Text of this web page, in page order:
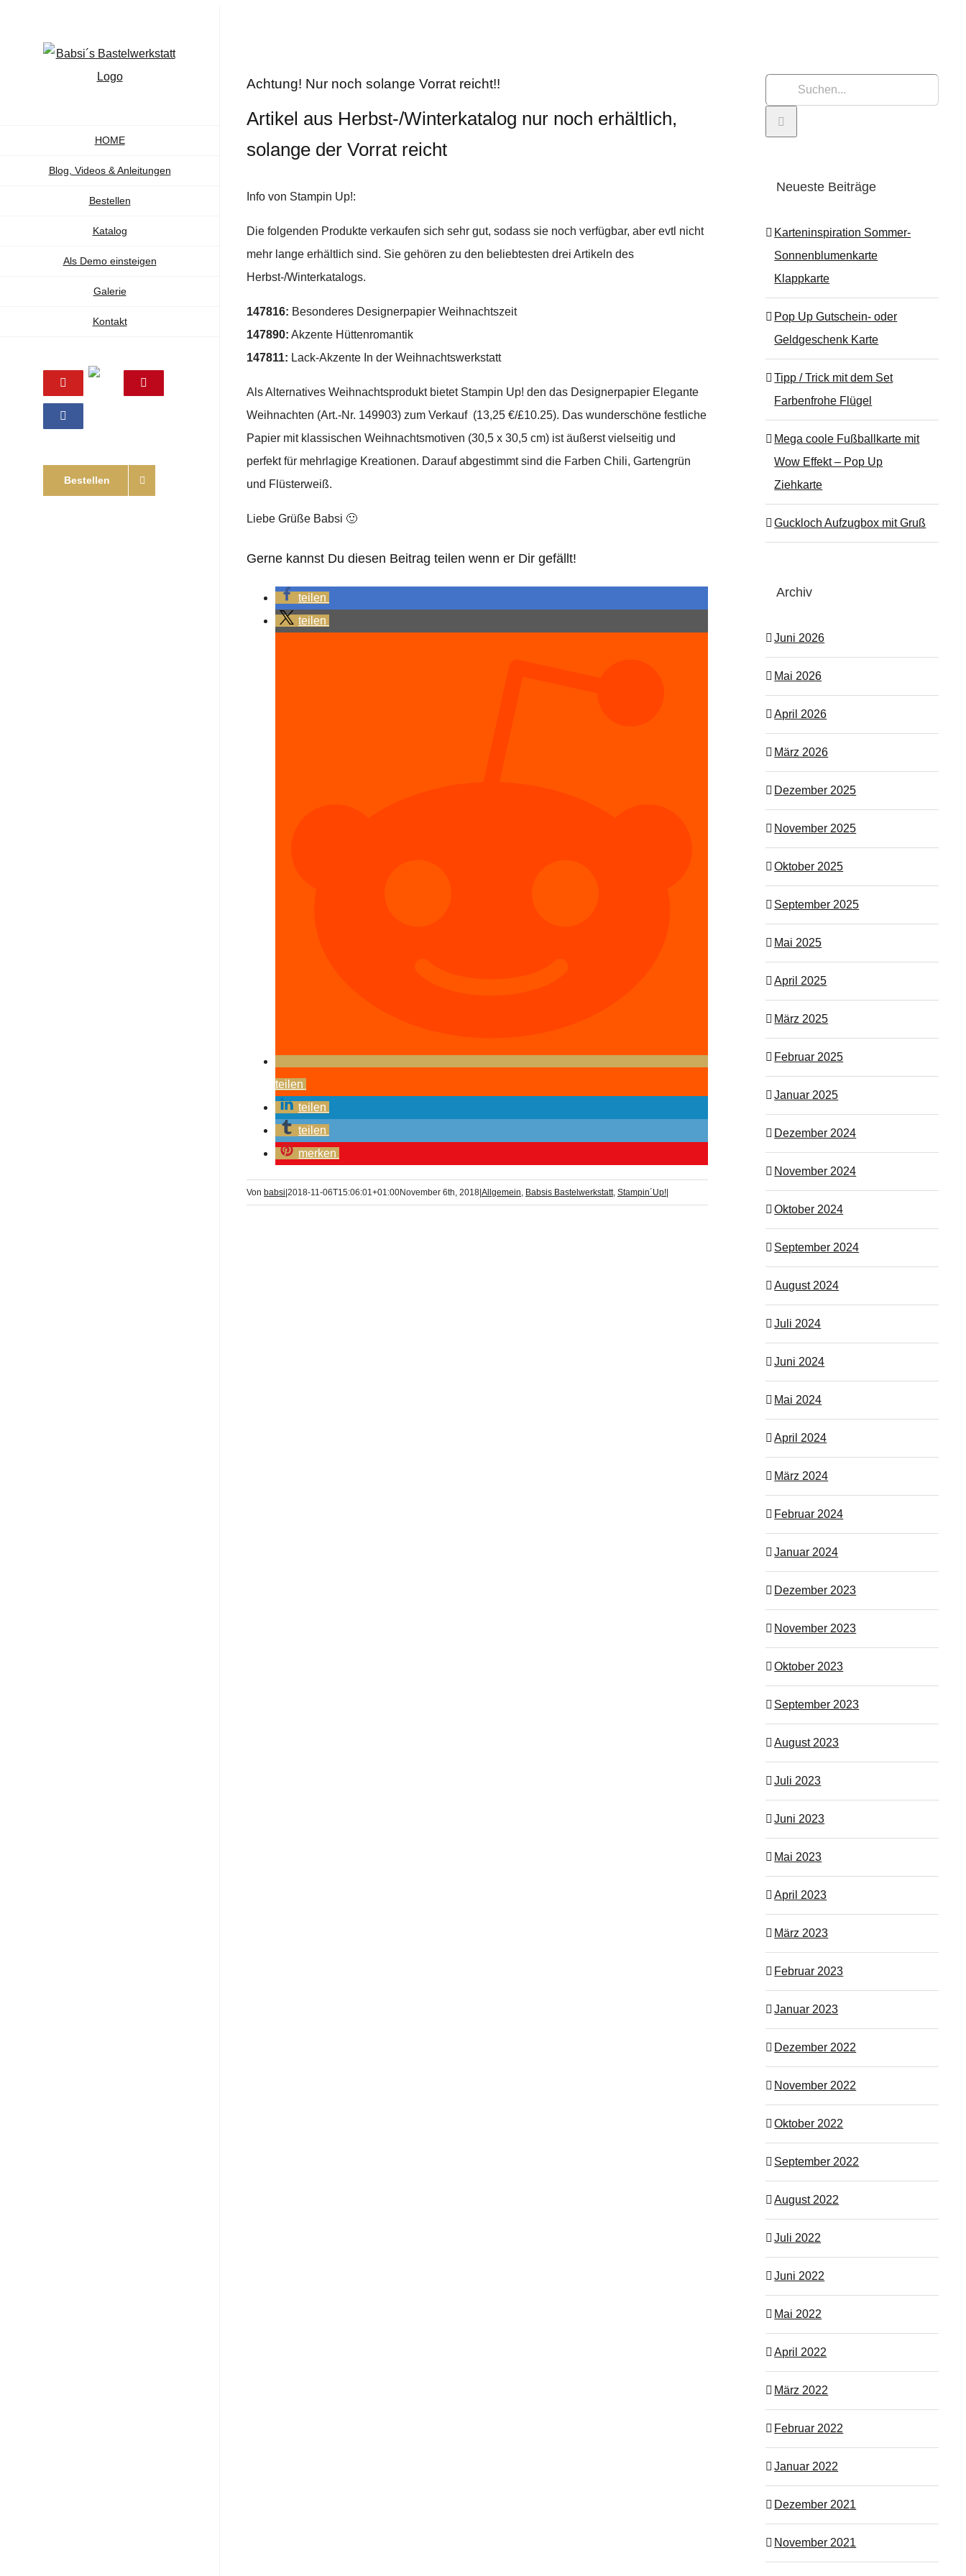
HOME
Blog, Videos & Anleitungen
Bestellen
Katalog
Als Demo einsteigen
Galerie
Kontakt
YouTube
Shop
Pinterest
Facebook
Bestellen
Achtung! Nur noch solange Vorrat reicht!!
Artikel aus Herbst-/Winterkatalog nur noch erhältlich,
solange der Vorrat reicht
Info von Stampin Up!:
Die folgenden Produkte verkaufen sich sehr gut, sodass sie noch verfügbar, aber evtl nicht
mehr lange erhältlich sind. Sie gehören zu den beliebtesten drei Artikeln des
Herbst-/Winterkatalogs.
147816: Besonderes Designerpapier Weihnachtszeit
147890: Akzente Hüttenromantik
147811: Lack-Akzente In der Weihnachtswerkstatt
Als Alternatives Weihnachtsprodukt bietet Stampin Up! den das Designerpapier Elegante
Weihnachten (Art.-Nr. 149903) zum Verkauf (13,25 €/£10.25). Das wunderschöne festliche
Papier mit klassischen Weihnachtsmotiven (30,5 x 30,5 cm) ist äußerst vielseitig und
perfekt für mehrlagige Kreationen. Darauf abgestimmt sind die Farben Chili, Gartengrün
und Flüsterweiß.
Liebe Grüße Babsi 🙂
Gerne kannst Du diesen Beitrag teilen wenn er Dir gefällt!
teilen
teilen
teilen
teilen
teilen
merken
Von babsi 2018-11-06T15:06:01+01:00November 6th, 2018 Allgemein, Babsis Bastelwerkstatt, Stampin´Up!
nach:
Neueste Beiträge
Karteninspiration Sommer-
Sonnenblumenkarte
Klappkarte
Pop Up Gutschein- oder
Geldgeschenk Karte
Tipp / Trick mit dem Set
Farbenfrohe Flügel
Mega coole Fußballkarte mit
Wow Effekt – Pop Up
Ziehkarte
Guckloch Aufzugbox mit Gruß
Archiv
Juni 2026
Mai 2026
April 2026
März 2026
Dezember 2025
November 2025
Oktober 2025
September 2025
Mai 2025
April 2025
März 2025
Februar 2025
Januar 2025
Dezember 2024
November 2024
Oktober 2024
September 2024
August 2024
Juli 2024
Juni 2024
Mai 2024
April 2024
März 2024
Februar 2024
Januar 2024
Dezember 2023
November 2023
Oktober 2023
September 2023
August 2023
Juli 2023
Juni 2023
Mai 2023
April 2023
März 2023
Februar 2023
Januar 2023
Dezember 2022
November 2022
Oktober 2022
September 2022
August 2022
Juli 2022
Juni 2022
Mai 2022
April 2022
März 2022
Februar 2022
Januar 2022
Dezember 2021
November 2021